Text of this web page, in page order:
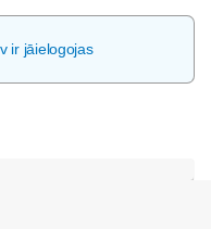
ir jāielogojas